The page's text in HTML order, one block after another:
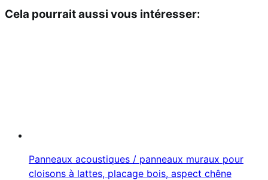
Cela pourrait aussi vous intéresser:
Panneaux acoustiques / panneaux muraux pour
cloisons à lattes, placage bois, aspect chêne